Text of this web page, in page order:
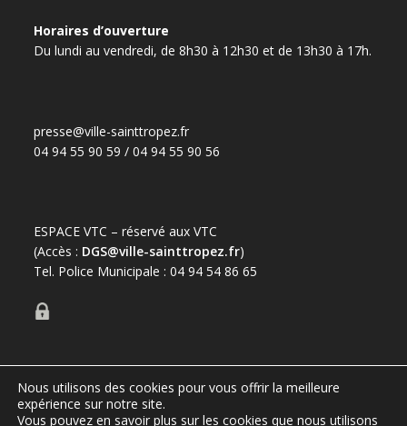
Horaires d’ouverture
Du lundi au vendredi, de 8h30 à 12h30 et de 13h30 à 17h.
presse@ville-sainttropez.fr
04 94 55 90 59 / 04 94 55 90 56
ESPACE VTC – réservé aux VTC
(Accès : DGS@ville-sainttropez.fr)
Tel. Police Municipale : 04 94 54 86 65
Port de Saint-Tropez
Nous utilisons des cookies pour vous offrir la meilleure
expérience sur notre site.
Vous pouvez en savoir plus sur les cookies que nous utilisons